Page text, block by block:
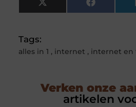
X
(Twitter)
Tags:
alles in 1 , internet , internet en
Verken onze
artikelen